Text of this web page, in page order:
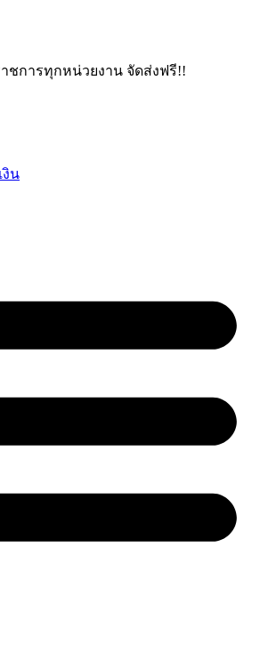
ชการทุกหน่วยงาน จัดส่งฟรี!!
งิน